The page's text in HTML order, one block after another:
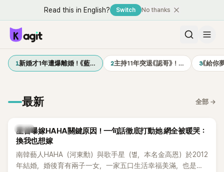
Read this in English? Switch No thanks
1新婚才1年遭爆離婚！《藍… 2主持11年突退《認哥》！… 3《給你
最新 全部 →
韓星
星首曝嫁HAHA關鍵原因！一句話徹底打動她 網全被暖哭：
換我也想嫁
南韓藝人HAHA（河東勳）與歌手星（별，本名金高恩）於2012
年結婚，婚後育有兩子一女，一家五口生活幸福美滿，也是韓